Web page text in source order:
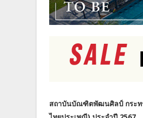
สถาบันบัณฑิตพัฒนศิลป์ กระท